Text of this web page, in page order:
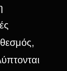
θεσμός,